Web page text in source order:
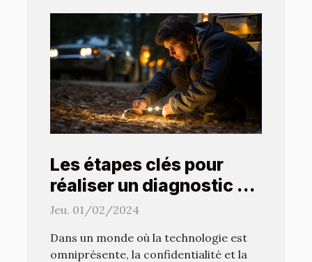
Les étapes clés pour
réaliser un diagnostic de
présence de traceurs
Jeu. 01/02/2024
Dans un monde où la technologie est
omniprésente, la confidentialité et la